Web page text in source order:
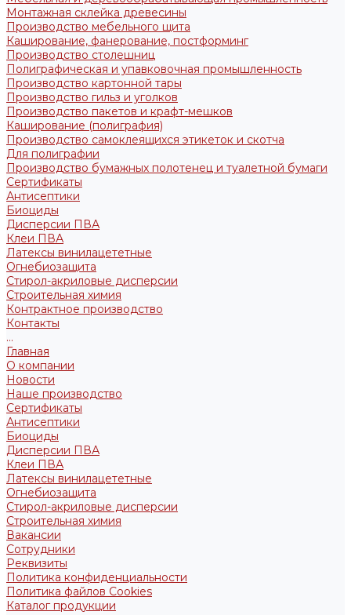
Монтажная склейка древесины
Производство мебельного щита
Каширование, фанерование, постформинг
Производство столешниц
Полиграфическая и упавковочная промышленность
Производство картонной тары
Производство гильз и уголков
Производство пакетов и крафт-мешков
Каширование (полиграфия)
Производство самоклеящихся этикеток и скотча
Для полиграфии
Производство бумажных полотенец и туалетной бумаги
Сертификаты
Антисептики
Биоциды
Дисперсии ПВА
Клеи ПВА
Латексы винилацететные
Огнебиозащита
Стирол-акриловые дисперсии
Строительная химия
Контрактное производство
Контакты
...
Главная
О компании
Новости
Наше производство
Сертификаты
Антисептики
Биоциды
Дисперсии ПВА
Клеи ПВА
Латексы винилацететные
Огнебиозащита
Стирол-акриловые дисперсии
Строительная химия
Вакансии
Сотрудники
Реквизиты
Политика конфиденциальности
Политика файлов Cookies
Каталог продукции